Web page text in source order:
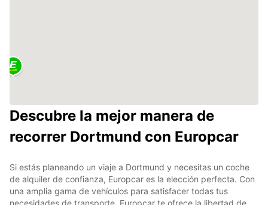
Descubre la mejor manera de
recorrer Dortmund con Europcar
Si estás planeando un viaje a Dortmund y necesitas un coche
de alquiler de confianza, Europcar es la elección perfecta. Con
una amplia gama de vehículos para satisfacer todas tus
necesidades de transporte, Europcar te ofrece la libertad de